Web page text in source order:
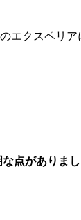
エクスペリ
点がありま